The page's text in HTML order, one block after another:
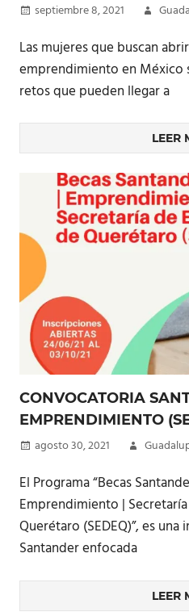
septiembre 8, 2021
Las mujeres que buscan
emprendimiento en México
retos que pueden llegar a
LEER
CONVOCATORIA
EMPRENDIMIENTO
agosto 30, 2021
El Programa “Becas
Emprendimiento |
Querétaro (SEDEQ)”, es
Santander enfocada
LEER